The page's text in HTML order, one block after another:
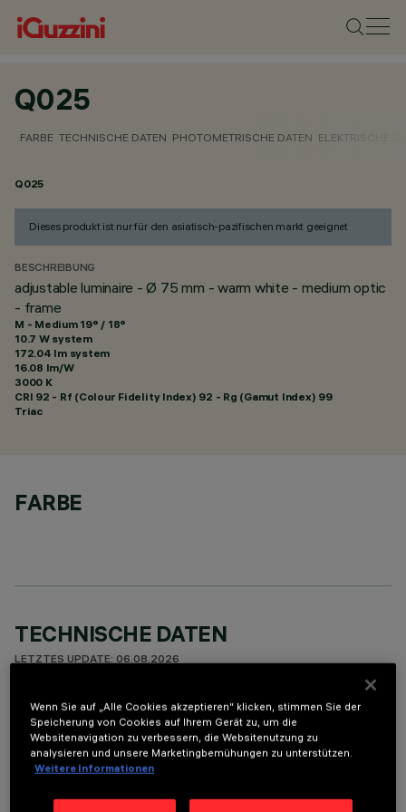
Q025
FARBE TECHNISCHE DATEN PHOTOMETRISCHE DATEN ELEKTRISCHE
Q025
Dieses produkt ist nur für den asiatisch-pazifischen markt geeignet
BESCHREIBUNG
adjustable luminaire - Ø 75 mm - warm white - medium optic
- frame
M - Medium 19° / 18°
10.7 W system
172.04 lm system
16.08 lm/W
3000 K
CRI 92 - Rf (Colour Fidelity Index) 92 - Rg (Gamut Index) 99
Triac
FARBE
TECHNISCHE DATEN
LETZTES UPDATE: 06.08.2026
BESCHREIBUNG
Round adjustable luminaire designed to use an LED lamp with
C.O.B.technology in a warm white colour tone 3000K. Version
with rim for surface-mounting. Painted, die-cast aluminium
body. Lower reflector vacuum-metallised with aluminium
Wenn Sie auf „Alle Cookies akzeptieren“ klicken, stimmen Sie der
Speicherung von Cookies auf Ihrem Gerät zu, um die
Websitenavigation zu verbessern, die Websitenutzung zu
analysieren und unsere Marketingbemühungen zu unterstützen.
Weitere Informationen